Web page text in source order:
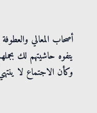
أصحاب المعالي
يتفوه حاشيتهم لك
وكأن الاجتماع لا